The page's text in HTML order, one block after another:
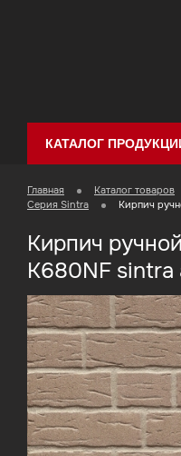
КАТАЛОГ
Главная Каталог товаров
Cерия Sintra
Кирпич
Кирпич
K680NF sintra